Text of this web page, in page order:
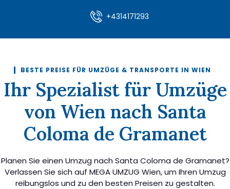
+4314171293
BESTE PREISE FÜR UMZÜGE & TRANSPORTE IN WIEN
Ihr Spezialist für Umzüge
von Wien nach Santa
Coloma de Gramanet
Planen Sie einen Umzug nach Santa Coloma de Gramanet?
Verlassen Sie sich auf MEGA UMZUG Wien, um Ihren Umzug
reibungslos und zu den besten Preisen zu gestalten.